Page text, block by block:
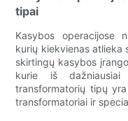
tipai
Kasybos operacijose
kurių kiekvienas atlieka
skirtingų kasybos
kurie iš dažniausiai
transformatorių tipų
transformatoriai ir